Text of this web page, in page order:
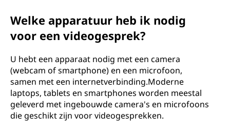
Welke apparatuur heb ik nodig
voor een videogesprek?
U hebt een apparaat nodig met een camera
(webcam of smartphone) en een microfoon,
samen met een internetverbinding.Moderne
laptops, tablets en smartphones worden meestal
geleverd met ingebouwde camera's en microfoons
die geschikt zijn voor videogesprekken.